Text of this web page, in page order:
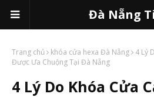
Đà Nẵng
Trang chủ khóa cửa hexa Đà Nẵng
4 Lý
Được Ưa Chuộng Tại Đà Nẵng
4 Lý Do Khóa Cửa